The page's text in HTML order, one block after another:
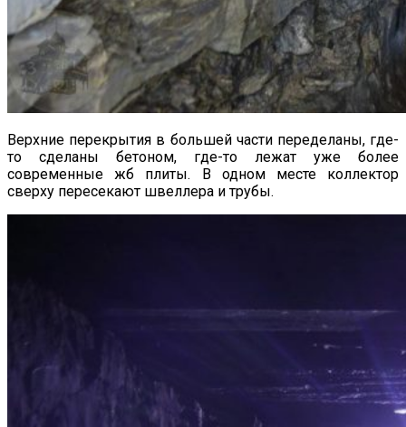
Верхние перекрытия в большей части переделаны, где-
то сделаны бетоном, где-то лежат уже более
современные жб плиты. В одном месте коллектор
сверху пересекают швеллера и трубы.